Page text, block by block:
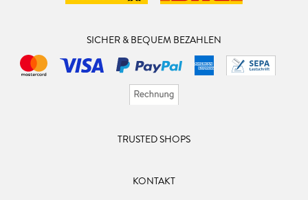
SICHER & BEQUEM BEZAHLEN
TRUSTED SHOPS
KONTAKT